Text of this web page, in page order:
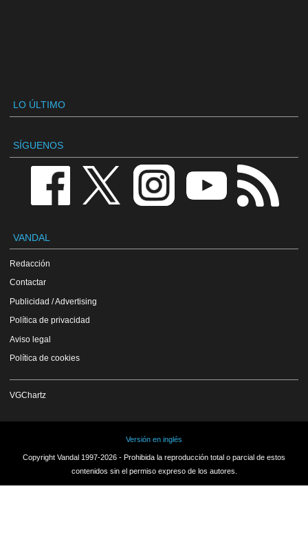
LO ÚLTIMO
SÍGUENOS
VANDAL
Redacción
Contactar
Publicidad / Advertising
Política de privacidad
Aviso legal
Política de cookies
VGChartz
Versión en inglés
Copyright Vandal 1997-2026 - Prohibida la reproducción total o parcial de estos
contenidos sin el permiso expreso de los autores.